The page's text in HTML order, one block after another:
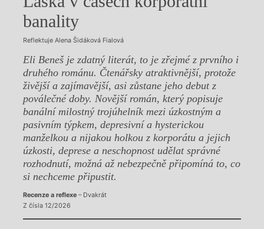
banality
Reflektuje Alena Šidáková Fialová
Eli Beneš je zdatný literát, to je zřejmé z prvního i
druhého románu. Čtenářsky atraktivnější, protože
živější a zajímavější, asi zůstane jeho debut z
poválečné doby. Novější román, který popisuje
banální milostný trojúhelník mezi úzkostným a
pasivním týpkem, depresivní a hysterickou
manželkou a nijakou holkou z korporátu a jejich
úzkosti, deprese a neschopnost udělat správné
rozhodnutí, možná až nebezpečně připomíná to, co
si nechceme připustit.
Recenze a reflexe– Dvakrát
Z čísla 12/2026